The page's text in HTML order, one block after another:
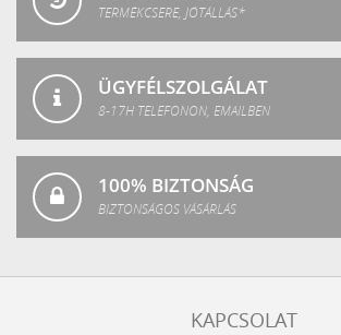
TERMÉKCSERE, JÓTÁLLÁS*
ÜGYFÉLSZOLGÁLAT
8-17H TELEFONON, EMAILBEN
100% BIZTONSÁG
BIZTONSÁGOS VÁSÁRLÁS
KAPCSOLAT